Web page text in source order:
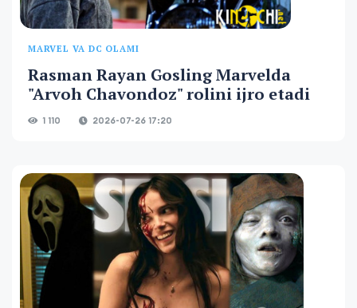
MARVEL VA DC OLAMI
Rasman Rayan Gosling Marvelda
"Arvoh Chavondoz" rolini ijro etadi
1 110 2026-07-26 17:20